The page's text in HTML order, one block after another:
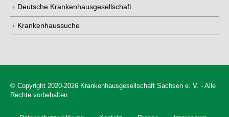
Deutsche Krankenhausgesellschaft
Krankenhaussuche
© Copyright 2020-2026 Krankenhausgesellschaft Sachsen e. V. - Alle
Rechte vorbehalten.